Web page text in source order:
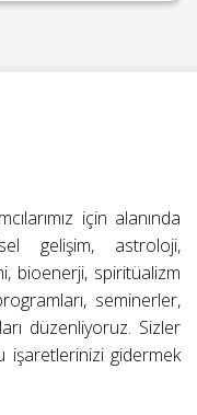
için alanında
gelişim, astroloji,
bioenerji, spiritüalizm
seminerler,
düzenliyoruz. Sizler
işaretlerinizi gidermek